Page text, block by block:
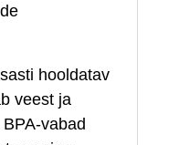
hooldatav
veest ja